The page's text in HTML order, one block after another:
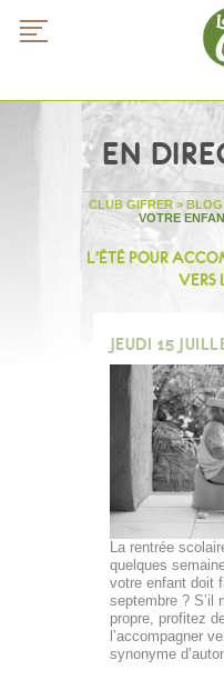
EN
CLUB GIFRER> BLOG
VOTRE
L’ÉTÉ POUR
VERS
JEUDI 15
La rentrée
quelques
votre enfant doit
septembre ? S’il
propre, profitez
l’accompagner
synonyme